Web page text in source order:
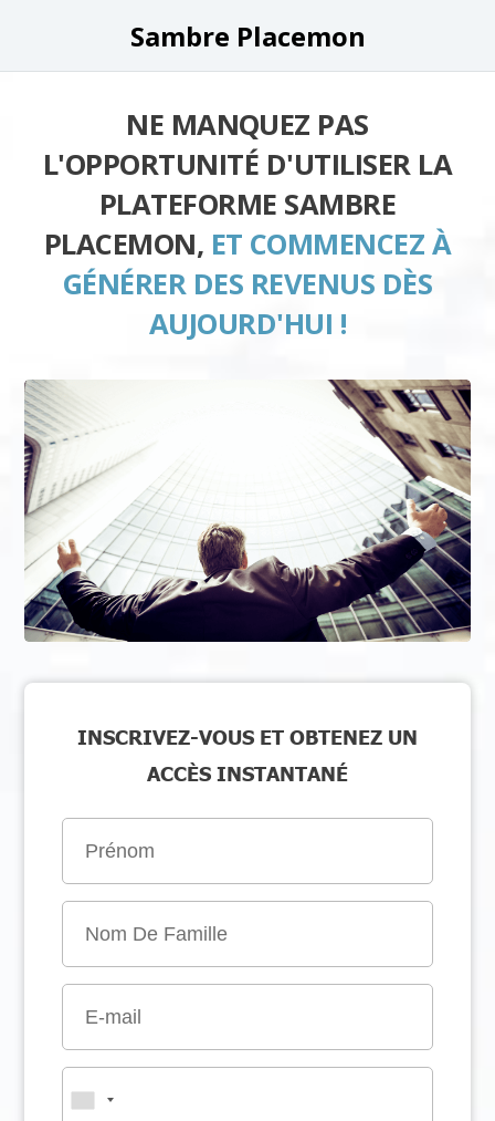
Sambre Placemon
NE MANQUEZ PAS
L'OPPORTUNITÉ D'UTILISER LA
PLATEFORME SAMBRE
PLACEMON, ET COMMENCEZ À
GÉNÉRER DES REVENUS DÈS
AUJOURD'HUI !
INSCRIVEZ-VOUS ET OBTENEZ UN
ACCÈS INSTANTANÉ